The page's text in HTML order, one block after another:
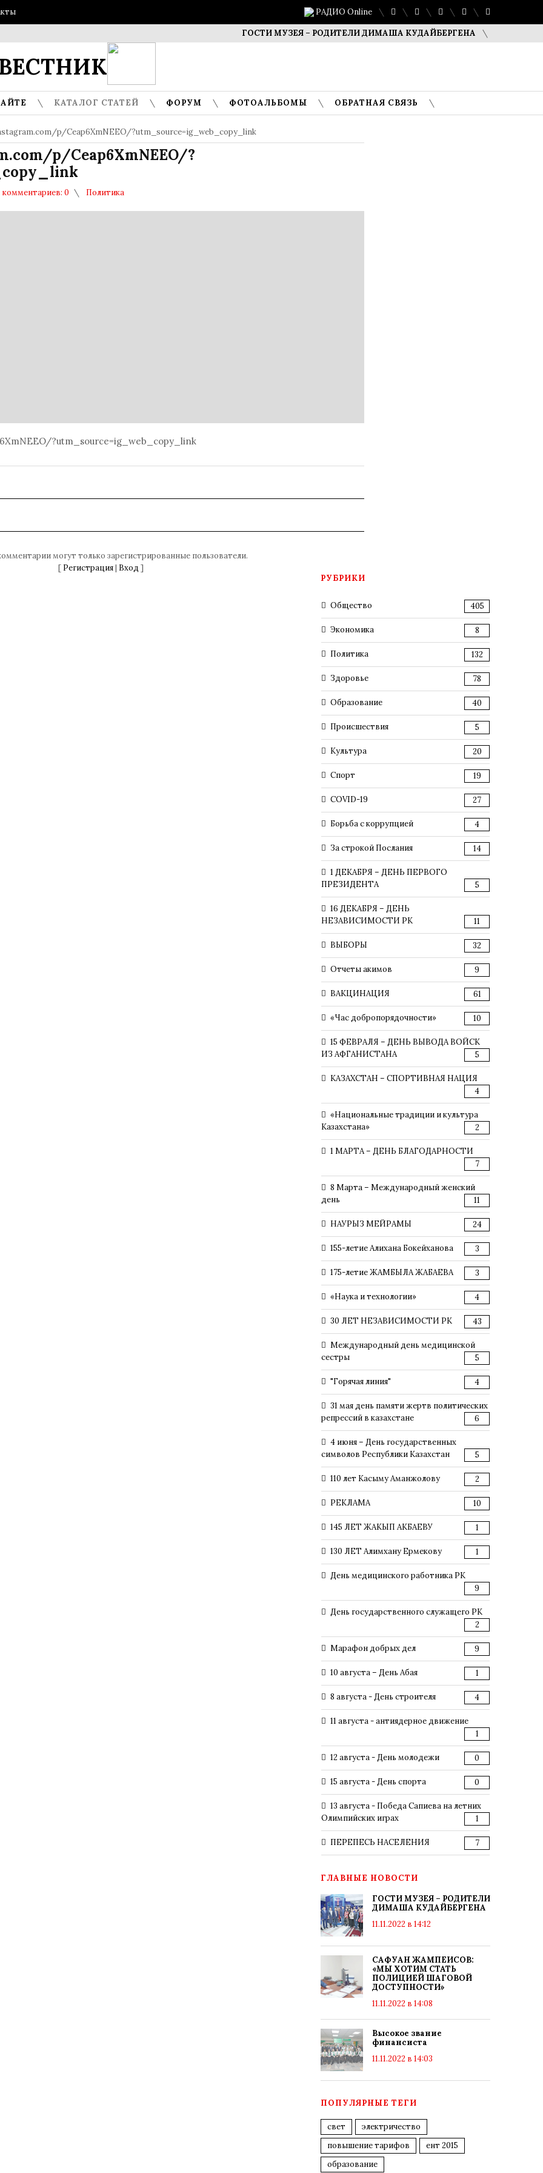
РАДИО Online
ГОСТИ МУЗЕЯ – РОДИТЕЛИ ДИМАША КУДАЙБЕРГЕНА САФУАН
КАТАЛОГ СТАТЕЙ ФОРУМ ФОТОАЛЬБОМЫ ОБРАТНАЯ СВЯЗЬ
p/Ceap6XmNEEO/?utm_source=ig_web_copy_link
p/Ceap6XmNEEO/?
комментариев: 0 Политика
?utm_source=ig_web_copy_link
могут только зарегистрированные пользователи.
[ Регистрация| Вход ]
РУБРИКИ
Общество 405
Экономика 8
Политика 132
Здоровье 78
Образование 40
Происшествия 5
Культура 20
Спорт 19
COVID-19 27
Борьба с коррупцией 4
За строкой Послания 14
1 ДЕКАБРЯ – ДЕНЬ ПЕРВОГО
ПРЕЗИДЕНТА
5
16 ДЕКАБРЯ – ДЕНЬ
НЕЗАВИСИМОСТИ РК
11
ВЫБОРЫ 32
Отчеты акимов 9
ВАКЦИНАЦИЯ 61
«Час добропорядочности» 10
15 ФЕВРАЛЯ – ДЕНЬ ВЫВОДА ВОЙСК
ИЗ АФГАНИСТАНА
5
КАЗАХСТАН – СПОРТИВНАЯ НАЦИЯ
4
«Национальные традиции и культура
Казахстана»
2
1 МАРТА – ДЕНЬ БЛАГОДАРНОСТИ
7
8 Марта – Международный женский
день
11
НАУРЫЗ МЕЙРАМЫ 24
155-летие Алихана Бокейханова 3
175-летие ЖАМБЫЛА ЖАБАЕВА 3
«Наука и технологии» 4
30 ЛЕТ НЕЗАВИСИМОСТИ РК 43
Международный день медицинской
сестры
5
"Горячая линия" 4
31 мая день памяти жертв политических
репрессий в казахстане
6
4 июня – День государственных
символов Республики Казахстан
5
110 лет Касыму Аманжолову 2
РЕКЛАМА 10
145 ЛЕТ ЖАКЫП АКБАЕВУ 1
130 ЛЕТ Алимхану Ермекову 1
День медицинского работника РК
9
День государственного служащего РК
2
Марафон добрых дел 9
10 августа – День Абая 1
8 августа - День строителя 4
11 августа - антиядерное движение
1
12 августа - День молодежи 0
15 августа - День спорта 0
13 августа - Победа Сапиева на летних
Олимпийских играх
1
ПЕРЕПЕСЬ НАСЕЛЕНИЯ 7
ГЛАВНЫЕ НОВОСТИ
ГОСТИ МУЗЕЯ – РОДИТЕЛИ
ДИМАША КУДАЙБЕРГЕНА
11.11.2022 в 14:12
САФУАН ЖАМПЕИСОВ:
«МЫ ХОТИМ СТАТЬ
ПОЛИЦИЕЙ ШАГОВОЙ
ДОСТУПНОСТИ»
11.11.2022 в 14:08
Высокое звание
финансиста
11.11.2022 в 14:03
ПОПУЛЯРНЫЕ ТЕГИ
свет
электричество
повышение тарифов
ент 2015
образование